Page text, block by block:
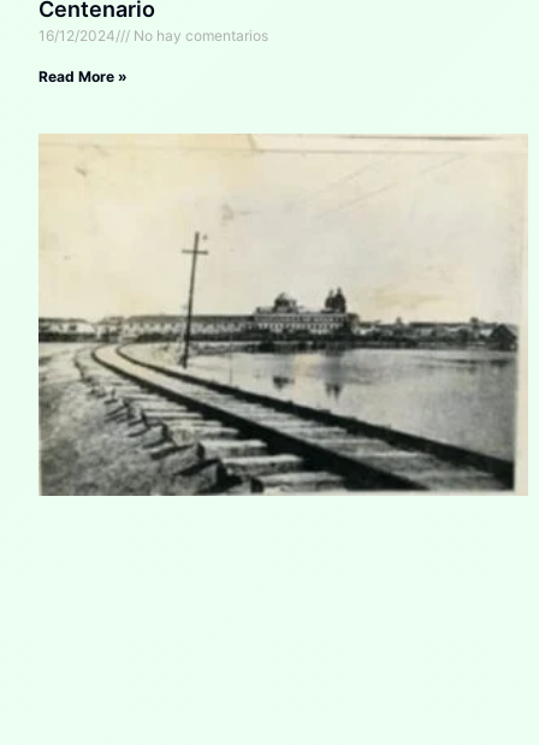
Centenario
16/12/2024 No hay comentarios
Read More »